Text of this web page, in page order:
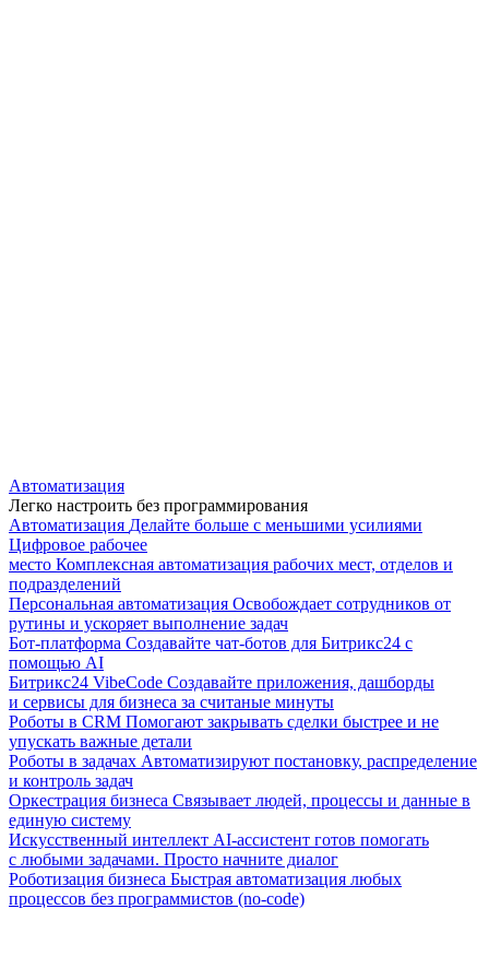
Автоматизация
Легко настроить без программирования
Автоматизация Делайте больше с меньшими усилиями
Цифровое рабочее
место Комплексная автоматизация рабочих мест, отделов и
подразделений
Персональная автоматизация Освобождает сотрудников от
рутины и ускоряет выполнение задач
Бот-платформа Создавайте чат-ботов для Битрикс24 с
помощью AI
Битрикс24 VibeCode Создавайте приложения, дашборды
и сервисы для бизнеса за считаные минуты
Роботы в CRM Помогают закрывать сделки быстрее и не
упускать важные детали
Роботы в задачах Автоматизируют постановку, распределение
и контроль задач
Оркестрация бизнеса Связывает людей, процессы и данные в
единую систему
Искусственный интеллект AI-ассистент готов помогать
с любыми задачами. Просто начните диалог
Роботизация бизнеса Быстрая автоматизация любых
процессов без программистов (no-code)